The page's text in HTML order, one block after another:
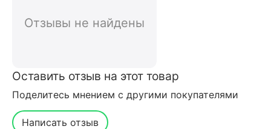
Отзывы не найдены
Оставить отзыв на этот товар
Поделитесь мнением с другими покупателями
Написать отзыв